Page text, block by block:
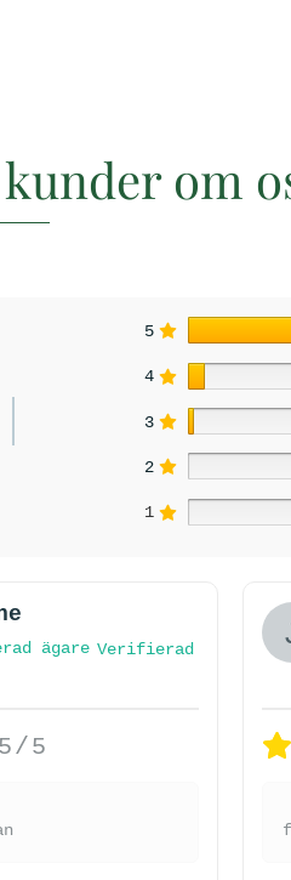
om
5
4
3
2
1
Verifierad
5/5